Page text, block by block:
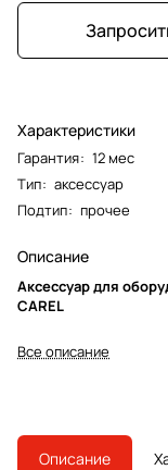
Характеристики
Гарантия: 12 мес
Тип: аксессуар
Подтип: прочее
Описание
Аксессуар для
CAREL
Все описание
Описание